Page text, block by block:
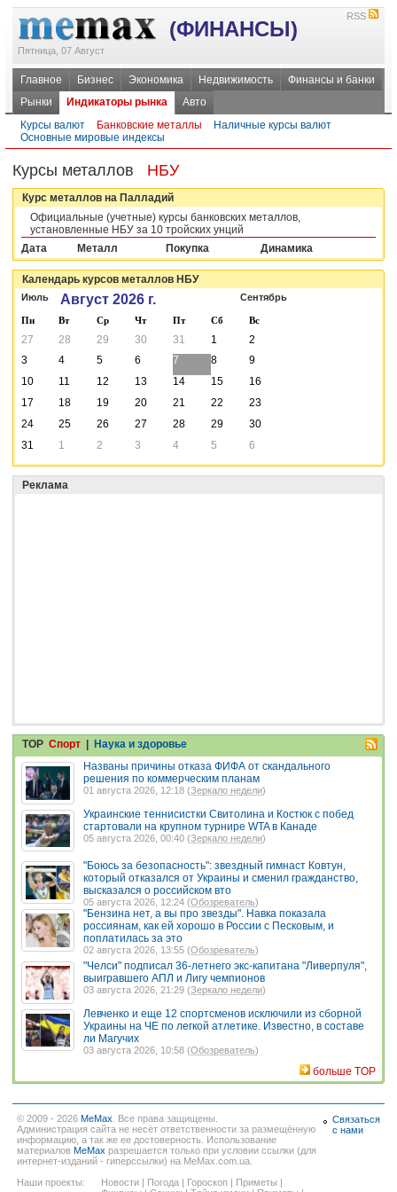
(ФИНАНСЫ)
Пятница, 07 Август
RSS
Главное Бизнес Экономика Недвижимость
Финансы и банки
Рынки
Индикаторы рынка
Авто
Курсы валют
Банковские металлы
Наличные курсы валют
Основные мировые индексы
Курсы металлов НБУ
Курс металлов на Палладий
Официальные (учетные) курсы банковских металлов,
установленные НБУ за 10 тройских унций
Дата
Металл Покупка Динамика
Календарь курсов металлов НБУ
Июль Август 2026 г. Сентябрь
Пн Вт Ср Чт Пт Сб Вс
27 28 29 30 31 1
2
3
4 5 6 7 8
9
10
11 12 13 14 15
16
17
18 19 20 21 22
23
24
25 26 27 28 29
30
31
1 2 3 4 5 6
Реклама
TOP Спорт
Наука и здоровье
Названы причины отказа ФИФА от скандального
решения по коммерческим планам
01 августа 2026, 12:18 (Зеркало недели)
Украинские теннисистки Свитолина и Костюк с побед
стартовали на крупном турнире WTA в Канаде
05 августа 2026, 00:40 (Зеркало недели)
"Боюсь за безопасность": звездный гимнаст Ковтун,
который отказался от Украины и сменил гражданство,
высказался о российском вто
05 августа 2026, 12:24 (Обозреватель)
"Бензина нет, а вы про звезды". Навка показала
россиянам, как ей хорошо в России с Песковым, и
поплатилась за это
02 августа 2026, 13:55 (Обозреватель)
"Челси" подписал 36-летнего экс-капитана "Ливерпуля",
выигравшего АПЛ и Лигу чемпионов
03 августа 2026, 21:29 (Зеркало недели)
Левченко и еще 12 спортсменов исключили из сборной
Украины на ЧЕ по легкой атлетике. Известно, в составе
ли Магучих
03 августа 2026, 10:58 (Обозреватель)
больше TOP
© 2009 - 2026 MeMax . Все права защищены.
Администрация сайта не несёт ответственности за размещённую
информацию, а так же ее достоверность. Использование
материалов MeMax разрешается только при условии ссылки (для
интернет-изданий - гиперссылки) на MeMax.com.ua.
Наши проекты:
Новости | Погода | Гороскоп | Приметы |
Связаться
с нами